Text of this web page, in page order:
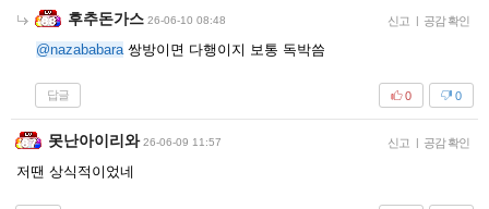
후추돈가스 26-06-10 08:48 신고 | 공감 확인
@nazababara쌍방이면 다행이지 보통 독박씀
답글 0
0
못난아이리와 26-06-09 11:57 신고 | 공감 확인
저땐 상식적이었네